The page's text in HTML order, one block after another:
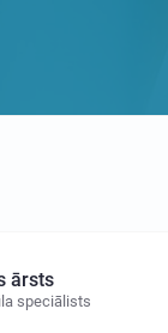
ārsts
speciālists